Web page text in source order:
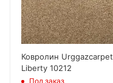
Ковролин Urggazcarpet
Liberty 10212
Под заказ